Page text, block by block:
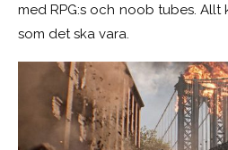
med RPG:s och noob tubes.
som det ska vara.